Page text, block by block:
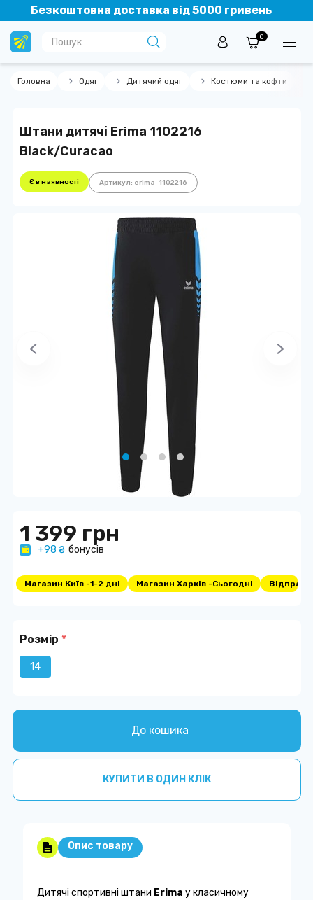
Безкоштовна доставка від 5000 гривень
0
Головна Одяг Дитячий одяг Костюми та кофти
Штани дитячі Erima 1102216
Black/Curacao
Є в наявності Артикул: erima-1102216
1 399 грн
+98 ₴ бонусів
Магазин Київ -1-2 дні Магазин Харків -Сьогодні
Розмір *
14
До кошика
КУПИТИ В ОДИН КЛІК
Опис товару
Дитячі спортивні штани Erima у класичному